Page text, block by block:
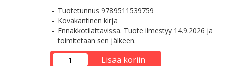
Tuotetunnus 9789511539759
Kovakantinen kirja
Ennakkotilattavissa. Tuote ilmestyy 14.9.2026 ja
toimitetaan sen jälkeen.
Lisää koriin